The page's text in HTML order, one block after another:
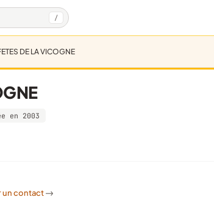
/
DE LA VICOGNE
en 2003
un contact ->